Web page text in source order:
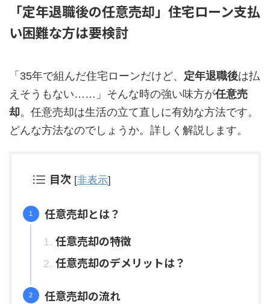
「定年退職後の任意売却」住宅ローン支払
い困難な方は要検討
「35年で組んだ住宅ローンだけど、 定年退職後は払
えそうもない……」そんな時の強い味方が任意売
却。任意売却は生活の立て直しに有効な方法です。
どんな方法なのでしょうか。詳しく解説します。
目次 [非表示]
任意売却とは？
任意売却の特徴
任意売却のデメリットは？
任意売却の流れ